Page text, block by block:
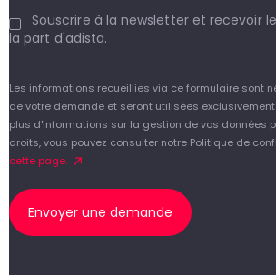
Souscrire à la newsletter et recevoir
la part d'adista.
Les informations recueillies via ce formulaire sont
de votre demande et seront utilisées
plus d'informations sur la gestion de vos données
droits, vous pouvez consulter notre Politique de
cette page.
Envoyer une demande